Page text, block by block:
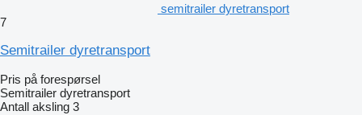
semitrailer dyretransport
7
Semitrailer dyretransport
Pris på forespørsel
Semitrailer dyretransport
Antall aksling 3